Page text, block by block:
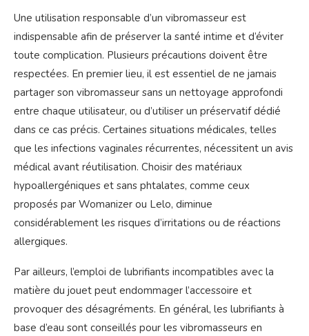
Une utilisation responsable d’un vibromasseur est
indispensable afin de préserver la santé intime et d’éviter
toute complication. Plusieurs précautions doivent être
respectées. En premier lieu, il est essentiel de ne jamais
partager son vibromasseur sans un nettoyage approfondi
entre chaque utilisateur, ou d’utiliser un préservatif dédié
dans ce cas précis. Certaines situations médicales, telles
que les infections vaginales récurrentes, nécessitent un avis
médical avant réutilisation. Choisir des matériaux
hypoallergéniques et sans phtalates, comme ceux
proposés par Womanizer ou Lelo, diminue
considérablement les risques d’irritations ou de réactions
allergiques.
Par ailleurs, l’emploi de lubrifiants incompatibles avec la
matière du jouet peut endommager l’accessoire et
provoquer des désagréments. En général, les lubrifiants à
base d’eau sont conseillés pour les vibromasseurs en